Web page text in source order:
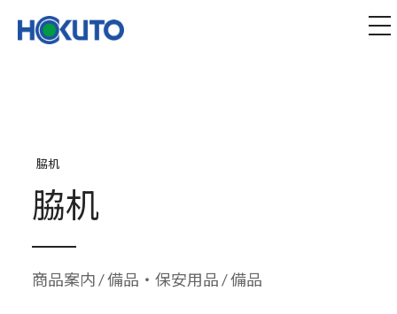
脇机
脇机
商品案内/備品・保安用品/ 備品